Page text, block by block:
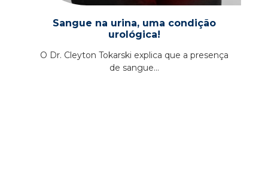
Sangue na urina, uma condição
urológica!
O Dr. Cleyton Tokarski explica que a presença
de sangue...